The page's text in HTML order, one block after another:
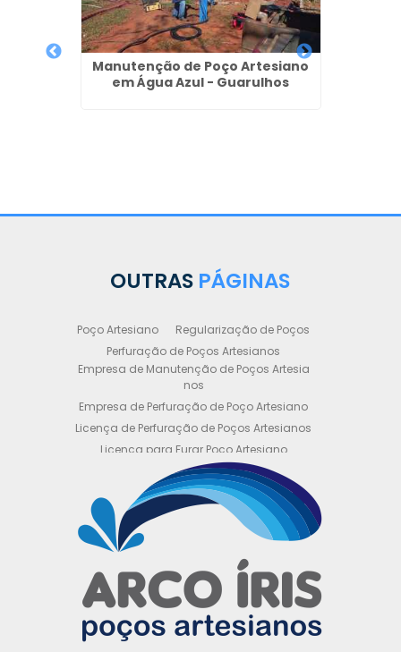
Manutenção de Poço Artesiano
em Água Azul - Guarulhos
OUTRAS PÁGINAS
Poço Artesiano
Regularização de Poços
Perfuração de Poços Artesianos
Empresa de Manutenção de Poços Artesia
nos
Empresa de Perfuração de Poço Artesiano
Licença de Perfuração de Poços Artesianos
Licença para Furar Poço Artesiano
Licença para Perfuração de Poço Artesiano
Licença para Poço Semi Artesiano
Manutenção de Poço Semi Artesiano
Manutenção Preventiva de Poços Artesiano
Obtenha sua Licença de Perfuração de Poç
o Artesiano
Orçamento de Poço Semi Artesiano
Orçamento para Perfuração de Poço Artesi
ano